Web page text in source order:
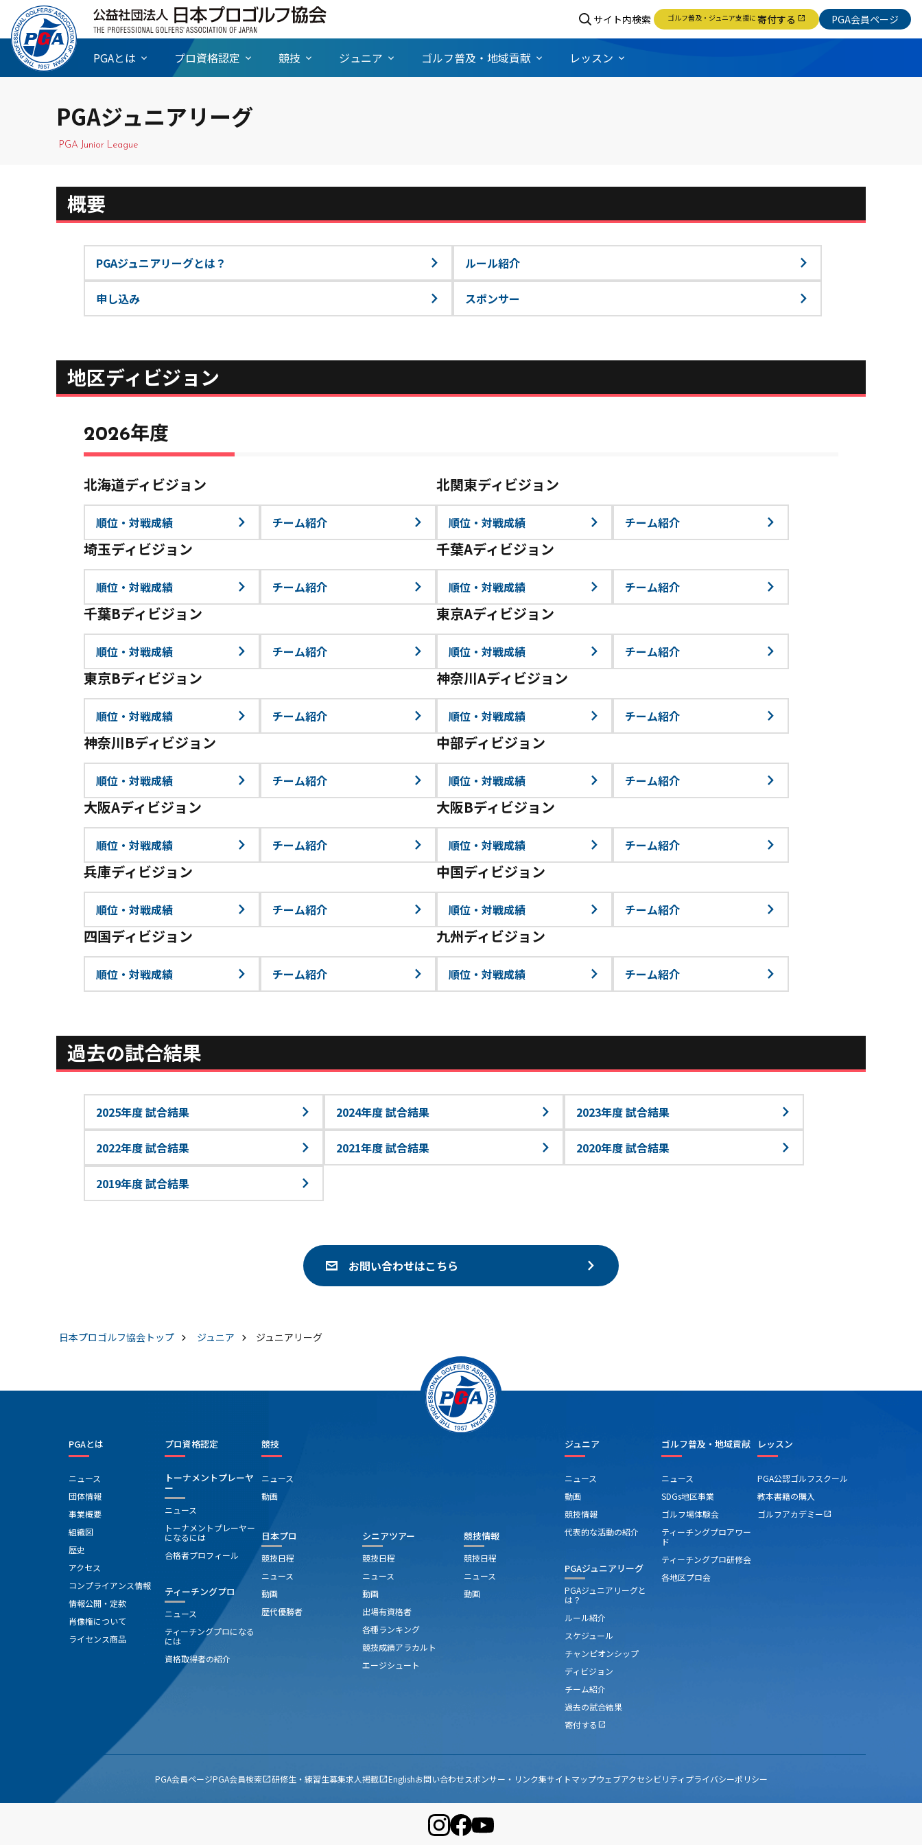
サイト内検索 ゴルフ普及・ジュニア支援に 寄付する open_in_new PGA会員ページ
PGAとは プロ資格認定 競技 ジュニア ゴルフ普及・地域貢献 レッスン
PGAジュニアリーグ
PGA Junior League
概要
PGAジュニアリーグとは？ ルール紹介
申し込み スポンサー
地区ディビジョン
2026年度
北海道ディビジョン
順位・対戦成績 チーム紹介
北関東ディビジョン
順位・対戦成績 チーム紹介
埼玉ディビジョン
順位・対戦成績 チーム紹介
千葉Aディビジョン
順位・対戦成績 チーム紹介
千葉Bディビジョン
順位・対戦成績 チーム紹介
東京Aディビジョン
順位・対戦成績 チーム紹介
東京Bディビジョン
順位・対戦成績 チーム紹介
神奈川Aディビジョン
順位・対戦成績 チーム紹介
神奈川Bディビジョン
順位・対戦成績 チーム紹介
中部ディビジョン
順位・対戦成績 チーム紹介
大阪Aディビジョン
順位・対戦成績 チーム紹介
大阪Bディビジョン
順位・対戦成績 チーム紹介
兵庫ディビジョン
順位・対戦成績 チーム紹介
中国ディビジョン
順位・対戦成績 チーム紹介
四国ディビジョン
順位・対戦成績 チーム紹介
九州ディビジョン
順位・対戦成績 チーム紹介
過去の試合結果
2025年度 試合結果 2024年度 試合結果 2023年度 試合結果
2022年度 試合結果 2021年度 試合結果 2020年度 試合結果
2019年度 試合結果
お問い合わせはこちら
日本プロゴルフ協会 トップ ジュニア ジュニアリーグ
PGAとは
ニュース
団体情報
事業概要
組織図
歴史
アクセス
コンプライアンス情報
情報公開・定款
肖像権について
ライセンス商品
プロ資格認定
トーナメントプレーヤ
ー
ニュース
トーナメントプレーヤー
になるには
合格者プロフィール
ティーチングプロ
ニュース
ティーチングプロになる
には
資格取得者の紹介
競技
ニュース
動画
日本プロ
競技日程
ニュース
動画
歴代優勝者
シニアツアー
競技日程
ニュース
動画
出場有資格者
各種ランキング
競技成績アラカルト
エージシュート
競技情報
競技日程
ニュース
動画
ジュニア
ニュース
動画
競技情報
代表的な活動の紹介
PGAジュニアリーグ
PGAジュニアリーグと
は？
ルール紹介
スケジュール
チャンピオンシップ
ディビジョン
チーム紹介
過去の試合結果
寄付する open_in_new
ゴルフ普及・地域貢献
ニュース
SDGs地区事業
ゴルフ場体験会
ティーチングプロアワー
ド
ティーチングプロ研修会
各地区プロ会
レッスン
PGA公認ゴルフスクール
教本書籍の購入
ゴルフアカデミー open_in_new
PGA会員ページPGA会員検索open_in_new研修生・練習生募集求人掲載open_in_newEnglishお問い合わせスポンサー・リンク集サイトマップウェブアクセシビリティプライバシーポリシー